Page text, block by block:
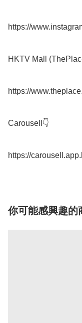
https://
HKTV Mall
https://
Carousell👇
你可能感興趣的